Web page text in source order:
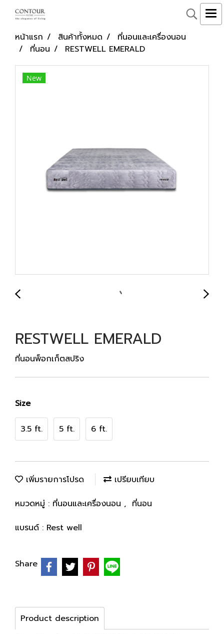
หน้าแรก สินค้าทั้งหมด
ที่นอนและเครื่องนอน
ที่นอน
RESTWELL EMERALD
New
RESTWELL EMERALD
ที่นอนพ็อกเก็ตสปริง
Size
3.5 ft. 5 ft. 6 ft.
เพิ่มรายการโปรด
เปรียบเทียบ
หมวดหมู่ : ที่นอนและเครื่องนอน , ที่นอน
แบรนด์ : Rest well
Share
Product description